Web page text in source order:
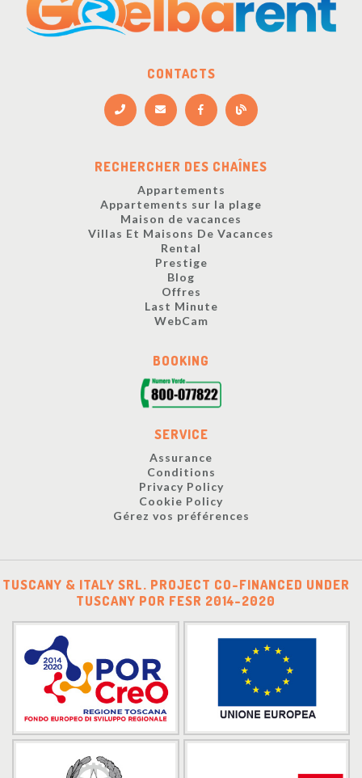
CONTACTS
RECHERCHER DES CHAÎNES
Appartements
Appartements sur la plage
Maison de vacances
Villas Et Maisons De Vacances
Rental
Prestige
Blog
Offres
Last Minute
WebCam
BOOKING
SERVICE
Assurance
Conditions
Privacy Policy
Cookie Policy
Gérez vos préférences
TUSCANY & ITALY SRL. PROJECT CO-FINANCED UNDER
TUSCANY POR FESR 2014-2020